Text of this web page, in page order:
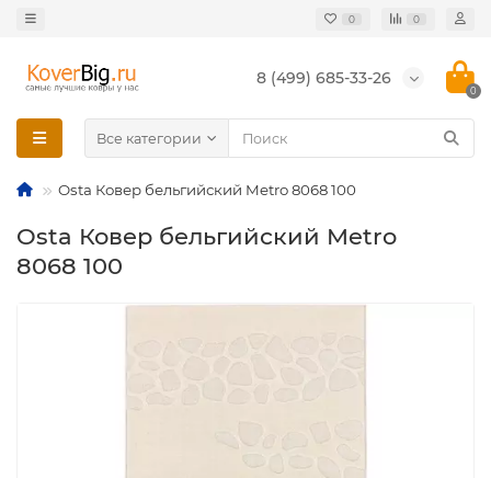
0 0
8 (499) 685-33-26
0
Все категории
Osta Ковер бельгийский Metro 8068 100
Osta Ковер бельгийский Metro
8068 100